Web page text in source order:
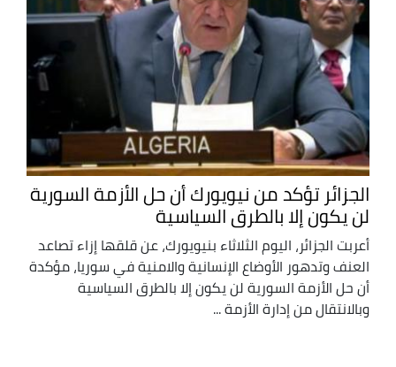
الجزائر تؤكد من نيويورك أن حل الأزمة السورية
لن يكون إلا بالطرق السياسية
أعربت الجزائر، اليوم الثلاثاء بنيويورك، عن قلقها إزاء تصاعد
العنف وتدهور الأوضاع الإنسانية والامنية في سوريا، مؤكدة
أن حل الأزمة السورية لن يكون إلا بالطرق السياسية
وبالانتقال من إدارة الأزمة ...